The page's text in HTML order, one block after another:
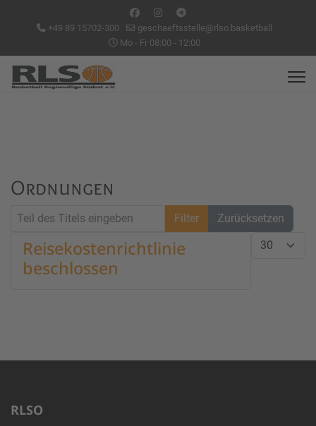
+49 89 15702-300
geschaeftsstelle@rlso.basketball
Mo - Fr 08:00 - 12:00
Ordnungen
Teil des Titels eingeben
Filter Zurücksetzen
Anzeige #
Reisekostenrichtlinie
beschlossen
RLSO